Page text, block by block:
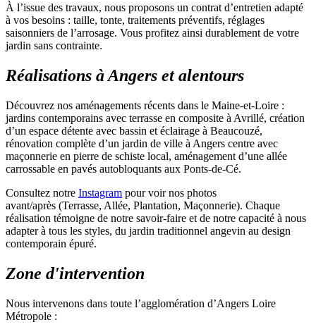
À l’issue des travaux, nous proposons un contrat d’entretien adapté
à vos besoins : taille, tonte, traitements préventifs, réglages
saisonniers de l’arrosage. Vous profitez ainsi durablement de votre
jardin sans contrainte.
Réalisations à Angers et alentours
Découvrez nos aménagements récents dans le Maine-et-Loire :
jardins contemporains avec terrasse en composite à Avrillé, création
d’un espace détente avec bassin et éclairage à Beaucouzé,
rénovation complète d’un jardin de ville à Angers centre avec
maçonnerie en pierre de schiste local, aménagement d’une allée
carrossable en pavés autobloquants aux Ponts-de-Cé.
Consultez notre Instagram pour voir nos photos
avant/après (Terrasse, Allée, Plantation, Maçonnerie). Chaque
réalisation témoigne de notre savoir-faire et de notre capacité à nous
adapter à tous les styles, du jardin traditionnel angevin au design
contemporain épuré.
Zone d'intervention
Nous intervenons dans toute l’agglomération d’Angers Loire
Métropole :